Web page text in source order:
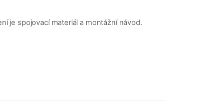
je spojovací materiál a montážní návod.